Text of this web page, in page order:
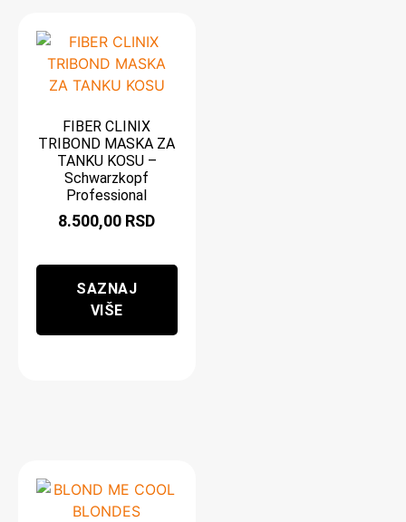
FIBER CLINIX
TRIBOND MASKA ZA
TANKU KOSU –
Schwarzkopf
Professional
8.500,00 RSD
SAZNAJ
VIŠE